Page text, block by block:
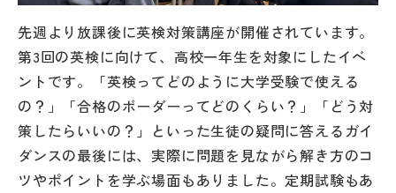
特集
NettyLandかわら版
その他
お問い合わせ
先週より放課後に英検対策講座が開催されています。
第3回の英検に向けて、高校一年生を対象にしたイベ
ントです。「英検ってどのように大学受験で使える
の？」「合格のボーダーってどのくらい？」「どう対
策したらいいの？」といった生徒の疑問に答えるガイ
ダンスの最後には、実際に問題を見ながら解き方のコ
ツやポイントを学ぶ場面もありました。定期試験もあ